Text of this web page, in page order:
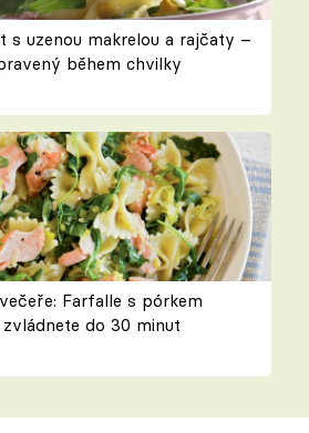
s uzenou makrelou a rajčaty –
během chvilky
Farfalle s pórkem
do 30 minut